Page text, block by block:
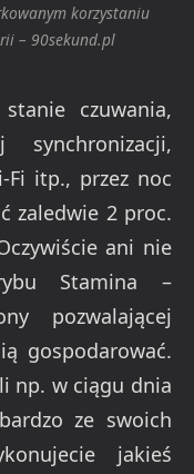
korzystaniu
– 90sekund.pl
czuwania,
synchronizacji,
Fi itp., przez noc
zaledwie 2 proc.
ani nie
Stamina –
pozwalającej
gospodarować.
np. w ciągu dnia
ze swoich
jakieś